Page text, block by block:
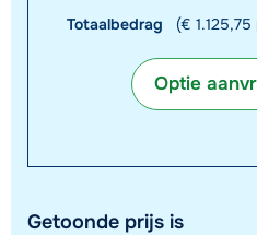
Totaalbedrag (€ 1.125,75
Optie
Getoonde prijs is